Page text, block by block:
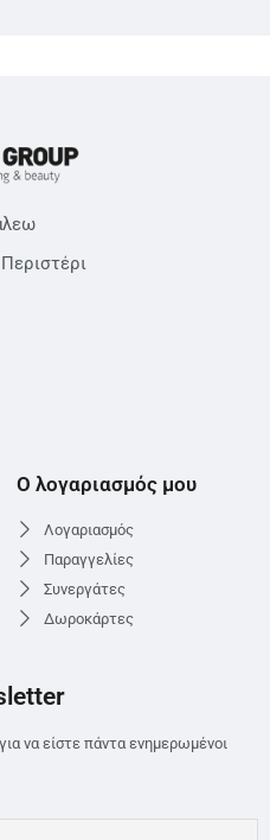
Ο λογαριασμός μου
Λογαριασμός
Παραγγελίες
Συνεργάτες
Δωροκάρτες
να είστε πάντα ενημερωμένοι